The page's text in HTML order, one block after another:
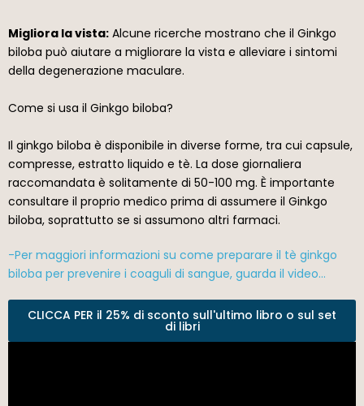
Migliora la vista: Alcune ricerche mostrano che il Ginkgo
biloba può aiutare a migliorare la vista e alleviare i sintomi
della degenerazione maculare.
Come si usa il Ginkgo biloba?
Il ginkgo biloba è disponibile in diverse forme, tra cui capsule,
compresse, estratto liquido e tè. La dose giornaliera
raccomandata è solitamente di 50-100 mg. È importante
consultare il proprio medico prima di assumere il Ginkgo
biloba, soprattutto se si assumono altri farmaci.
-Per maggiori informazioni su come preparare il tè ginkgo
biloba per prevenire i coaguli di sangue, guarda il video…
CLICCA PER il 25% di sconto sull'ultimo libro o sul set
di libri